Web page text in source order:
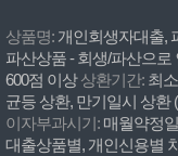
상품명: 개인회생자대출,
파산상품 - 회생/파산으로
600점 이상상환기간: 최
균등 상환, 만기일시 상환
이자부과시기: 매월약정
대출상품별, 개인신용별